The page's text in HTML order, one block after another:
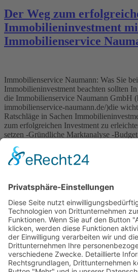
Der Weg zum
Immobilieninvestment
Immobilienservice
Immobilienservice Naumann: Was Sie
Immobilieninvestment beachten sollten
die Immobilienservice Naumann GmbH
immobilienservice-naumann.de/)die
Ratschläge in Sachen
zum erfolgreichen Investment zu
setzen -Gründliche Marktanalyse -
Langfristiges Denken -Langfristige
Flexibilität […]
Impressum
Datenschutz
Kooperation
Werbung
Presse- und Öffentlichkeitsarbeit